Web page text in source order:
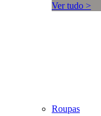
Ver tudo >
Roupas